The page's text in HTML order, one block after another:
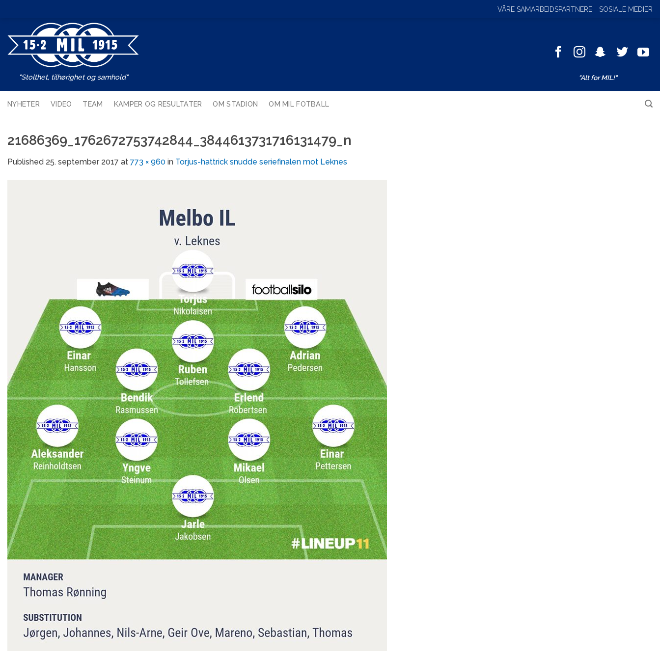
VÅRE SAMARBEIDSPARTNERE SOSIALE MEDIER
"Stolthet, tilhørighet og samhold" "Alt for MIL!"
NYHETER VIDEO TEAM KAMPER OG RESULTATER OM STADION OM MIL FOTBALL
21686369_1762672753742844_3844613731716131479_n
Published 25. september 2017 at 773 × 960 in Torjus-hattrick snudde seriefinalen mot Leknes